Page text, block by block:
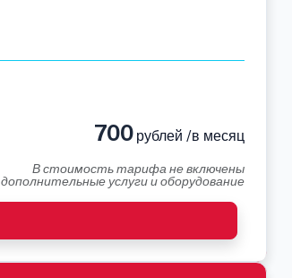
700рублей /в месяц
В стоимость тарифа не включены
дополнительные услуги и оборудование